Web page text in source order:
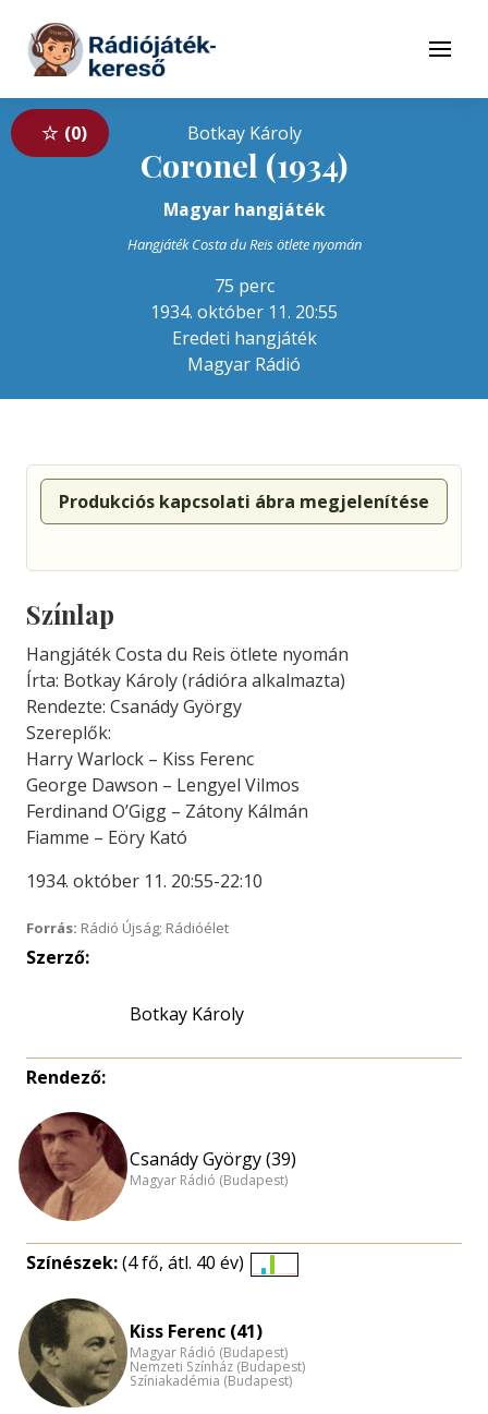
Tovább a tartalomhoz
Menü
0 Botkay Károly
Coronel (1934)
Magyar hangjáték
Hangjáték Costa du Reis ötlete nyomán
75 perc
1934. október 11. 20:55
Eredeti hangjáték
Magyar Rádió
Produkciós kapcsolati ábra megjelenítése
Színlap
Hangjáték Costa du Reis ötlete nyomán
Írta: Botkay Károly (rádióra alkalmazta)
Rendezte: Csanády György
Szereplők:
Harry Warlock – Kiss Ferenc
George Dawson – Lengyel Vilmos
Ferdinand O’Gigg – Zátony Kálmán
Fiamme – Eöry Kató
1934. október 11. 20:55-22:10
Forrás: Rádió Újság; Rádióélet
Szerző:
Botkay Károly
Rendező:
Csanády György (39)
Magyar Rádió (Budapest)
Színészek:(4 fő, átl. 40 év)
Kiss Ferenc (41)
Magyar Rádió (Budapest)
Nemzeti Színház (Budapest)
Színiakadémia (Budapest)